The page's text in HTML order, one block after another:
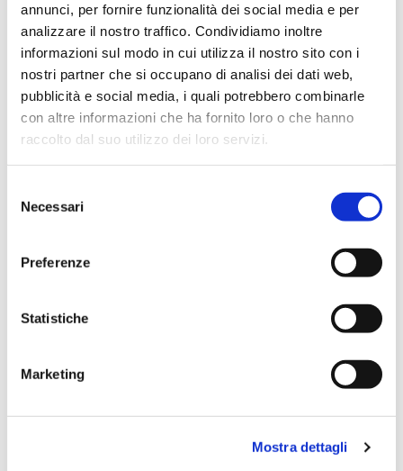
annunci, per fornire funzionalità dei social media e per
analizzare il nostro traffico. Condividiamo inoltre
informazioni sul modo in cui utilizza il nostro sito con i
nostri partner che si occupano di analisi dei dati web,
pubblicità e social media, i quali potrebbero combinarle
con altre informazioni che ha fornito loro o che hanno
raccolto dal suo utilizzo dei loro servizi.
delNecessari
Preferenze
Statistiche
Marketing
Mostra dettagli
Non ci sono ancora recensioni. Lascia qui la
tua recensione!
Lascia la tua recensione
Ti potrebbero interessare